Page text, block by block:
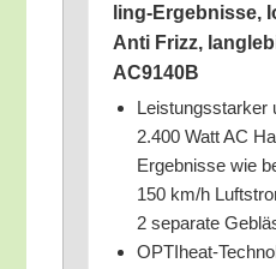
ling-Ergeb­nis­se,
Anti Frizz,
AC9140B
Leis­tungs­star­ker
2.400 Watt AC
Ergeb­nis­se wie
150 km/​h
2 sepa­ra­te
OPTI­heat-